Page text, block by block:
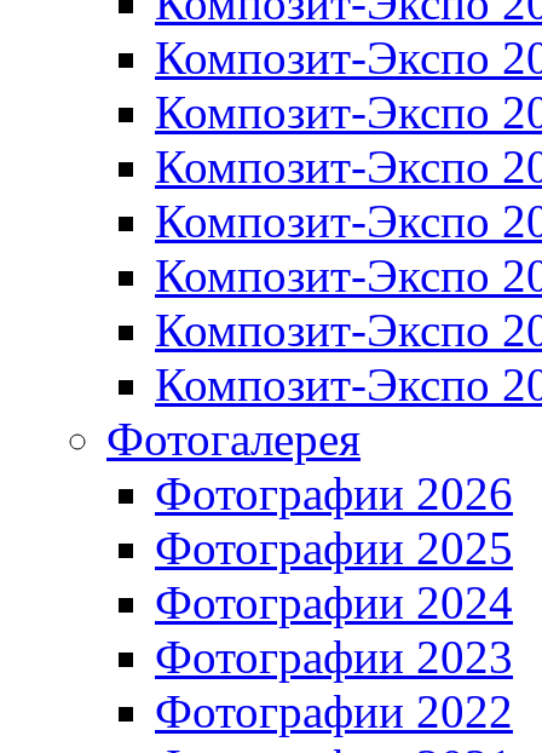
Композит-Экспо
Композит-Экспо
Композит-Экспо
Композит-Экспо
Композит-Экспо
Композит-Экспо
Композит-Экспо
Фотогалерея
Фотографии 2026
Фотографии 2025
Фотографии 2024
Фотографии 2023
Фотографии 2022